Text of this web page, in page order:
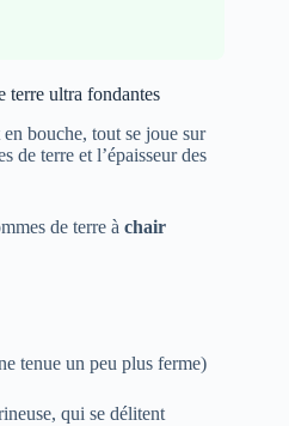
terre ultra fondantes
bouche, tout se joue sur
de terre et l’épaisseur des
de terre à chair
tenue un peu plus ferme)
qui se délitent